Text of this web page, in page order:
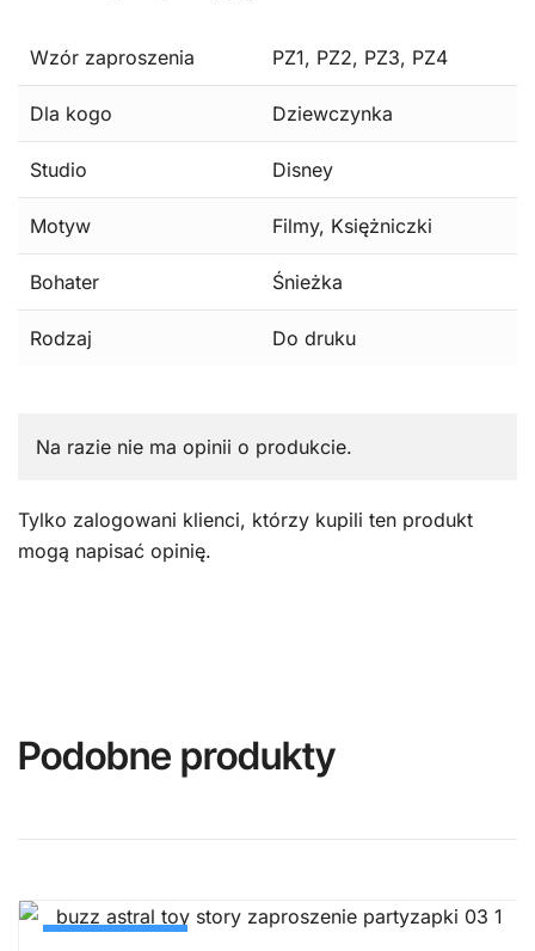
Wzór zaproszenia PZ1, PZ2, PZ3, PZ4
Dla kogo Dziewczynka
Studio Disney
Motyw Filmy, Księżniczki
Bohater Śnieżka
Rodzaj Do druku
Na razie nie ma opinii o produkcie.
Tylko zalogowani klienci, którzy kupili ten produkt
mogą napisać opinię.
Podobne produkty